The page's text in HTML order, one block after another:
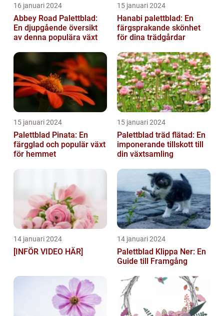
16 januari 2024
Abbey Road Palettblad:
En djupgående översikt
av denna populära växt
15 januari 2024
Hanabi palettblad: En
färgsprakande skönhet
för dina trädgårdar
15 januari 2024
Palettblad Pinata: En
färgglad och populär växt
för hemmet
15 januari 2024
Palettblad träd flätad: En
imponerande tillskott till
din växtsamling
14 januari 2024
[INFÖR VIDEO HÄR]
14 januari 2024
Palettblad Klippa Ner: En
Guide till Framgång